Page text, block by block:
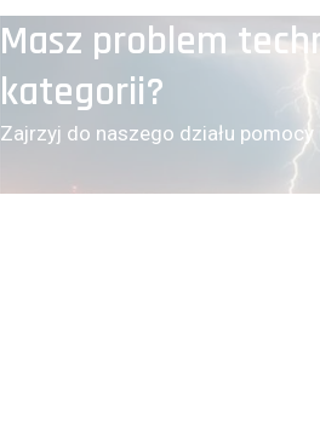
Masz problem
kategorii?
Zajrzyj do naszego działu